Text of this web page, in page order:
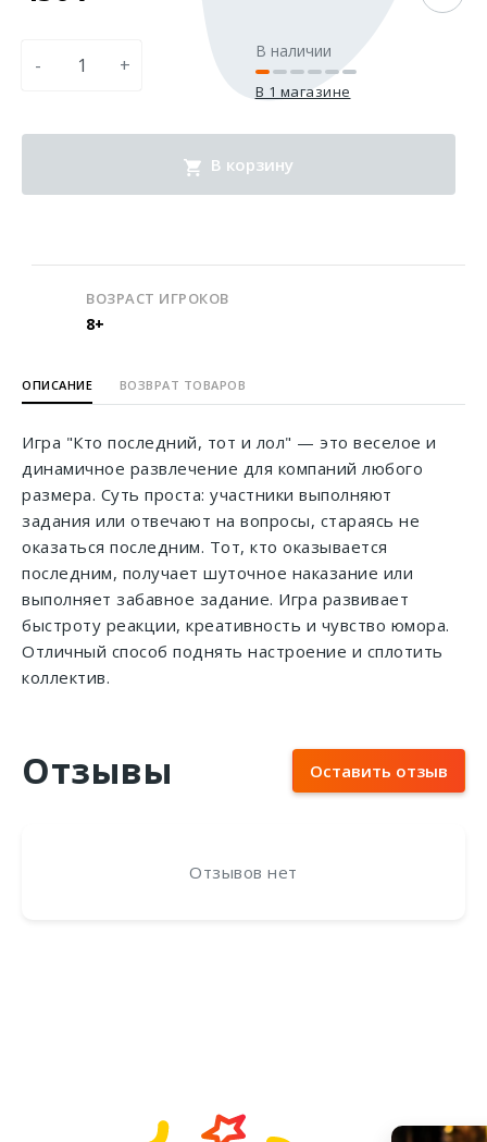
- +
В наличии
В 1 магазине
В корзину
ВОЗРАСТ ИГРОКОВ
8+
ОПИСАНИЕ ВОЗВРАТ ТОВАРОВ
Игра "Кто последний, тот и лол" — это веселое и
динамичное развлечение для компаний любого
размера. Суть проста: участники выполняют
задания или отвечают на вопросы, стараясь не
оказаться последним. Тот, кто оказывается
последним, получает шуточное наказание или
выполняет забавное задание. Игра развивает
быстроту реакции, креативность и чувство юмора.
Отличный способ поднять настроение и сплотить
коллектив.
Отзывы Оставить отзыв
Отзывов нет